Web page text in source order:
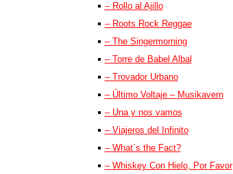
– Rollo al Ajillo
– Roots Rock Reggae
– The Singermorning
– Torre de Babel Albal
– Trovador Urbano
– Último Voltaje – Musikavern
– Una y nos vamos
– Viajeros del Infinito
– What´s the Fact?
– Whiskey Con Hielo, Por Favor